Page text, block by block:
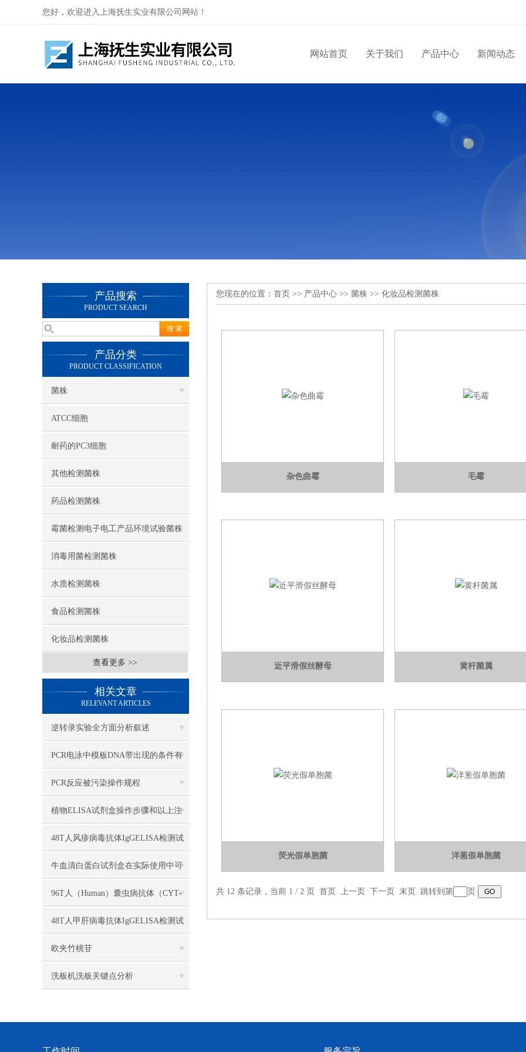
您好，欢迎进入上海抚生实业有限公司网站！
网站首页 关于我们 产品中心 新闻动态
产品搜索
PRODUCT SEARCH
产品分类
PRODUCT CLASSIFICATION
菌株
ATCC细胞
耐药的PC3细胞
其他检测菌株
药品检测菌株
霉菌检测电子电工产品环境试验菌株
消毒用菌检测菌株
水质检测菌株
食品检测菌株
化妆品检测菌株
查看更多 >>
相关文章
RELEVANT ARTICLES
逆转录实验全方面分析叙述
PCR电泳中模板DNA带出现的条件有
哪些？
PCR反应被污染操作规程
植物ELISA试剂盒操作步骤和以上注
意事项
48T人风疹病毒抗体IgGELISA检测试
剂盒的试验目的
牛血清白蛋白试剂盒在实际使用中可
分为多种类型测定
96T人（Human）囊虫病抗体（CYT-
Ab）ELISA 检测试剂盒说明书
48T人甲肝病毒抗体IgGELISA检测试
剂盒的试验步骤
欧夹竹桃苷
洗板机洗板关键点分析
您现在的位置： 首页 >> 产品中心 >> 菌株 >> 化妆品检测菌株
杂色曲霉 毛霉
近平滑假丝酵母 黄杆菌属
荧光假单胞菌 洋葱假单胞菌
共 12 条记录，当前 1 / 2 页 首页 上一页 下一页 末页 跳转到第 页